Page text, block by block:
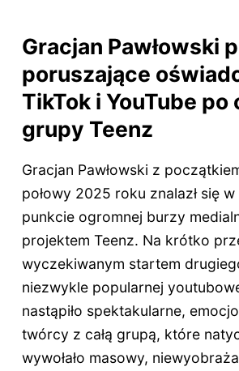
Gracjan Pawłowski
poruszające
TikTok i YouTube po
grupy Teenz
Gracjan Pawłowski z
połowy 2025 roku znalazł się
punkcie ogromnej burzy
projektem Teenz. Na krótko
wyczekiwanym startem
niezwykle popularnej
nastąpiło spektakularne,
twórcy z całą grupą, które
wywołało masowy,